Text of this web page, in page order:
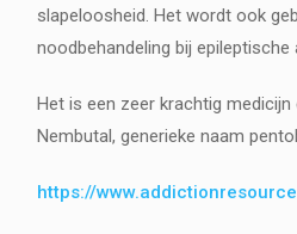
slapeloosheid. Het wordt ook
noodbehandeling bij
Het is een zeer krachtig
Nembutal, generieke naam
https://